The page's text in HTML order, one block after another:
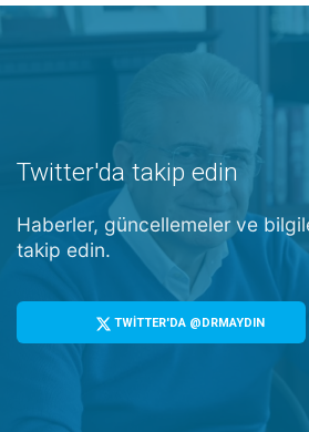
Twitter'da takip edin
Haberler, güncellemeler ve
takip edin.
TWİTTER'DA @DRMAYDIN